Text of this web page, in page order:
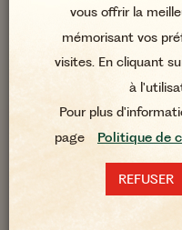
UNE
NOS
vous offrir la
mémorisant vos
visites. En cliquant
à
Pour plus
page
Politique de
REFUSER